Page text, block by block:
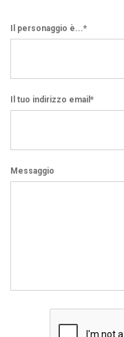
Il personaggio è...*
Il tuo indirizzo email*
Messaggio